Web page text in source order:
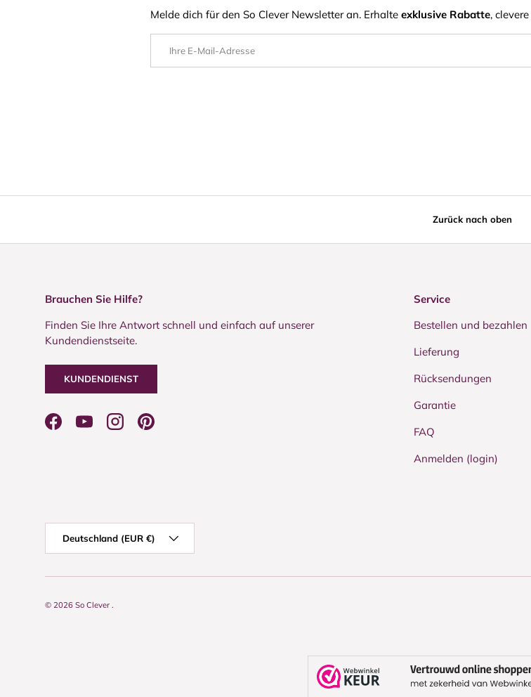
Melde dich für den So Clever Newsletter an. Erhalte exklusive Rabatte, clevere
Zurück nach oben
Brauchen Sie Hilfe?
Finden Sie Ihre Antwort schnell und einfach auf unserer
Kundendienstseite.
KUNDENDIENST
FacebookYouTubeInstagramPinterest
Service
Bestellen und bezahlen
Lieferung
Rücksendungen
Garantie
FAQ
Anmelden (login)
Deutschland (EUR €)
© 2026 So Clever .